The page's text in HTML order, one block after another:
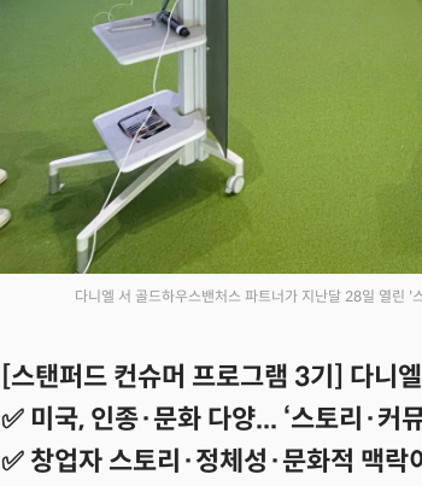
다니엘 서 골드하우스밴처스 파트너가 지난달 28일 열린 '
[스탠퍼드 컨슈머 프로그램 3기] 다니
✅ 미국, 인종·문화 다양... ‘스토리·커
✅ 창업자 스토리·정체성·문화적 맥락